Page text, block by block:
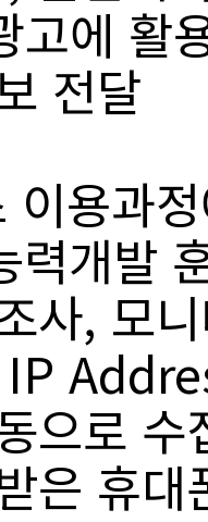
고에 활
전달
이용과
력개발
사, 모
으로
은 휴